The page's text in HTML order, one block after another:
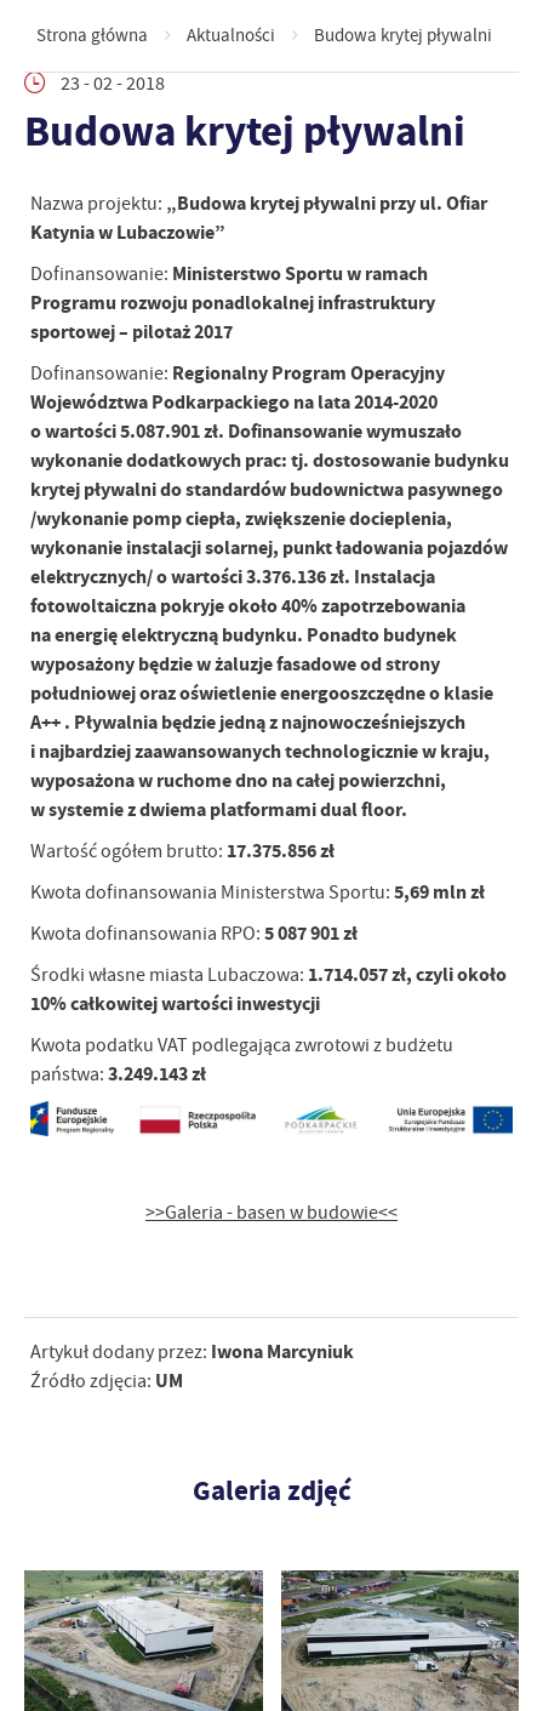
Strona główna Aktualności
Budowa krytej pływalni
23 - 02 - 2018
Budowa krytej pływalni
Nazwa projektu: „Budowa krytej pływalni przy ul. Ofiar
Katynia w Lubaczowie”
Dofinansowanie: Ministerstwo Sportu w ramach
Programu rozwoju ponadlokalnej infrastruktury
sportowej – pilotaż 2017
Dofinansowanie: Regionalny Program Operacyjny
Województwa Podkarpackiego na lata 2014-2020
o wartości 5.087.901 zł. Dofinansowanie wymuszało
wykonanie dodatkowych prac: tj. dostosowanie budynku
krytej pływalni do standardów budownictwa pasywnego
/wykonanie pomp ciepła, zwiększenie docieplenia,
wykonanie instalacji solarnej, punkt ładowania pojazdów
elektrycznych/ o wartości 3.376.136 zł. Instalacja
fotowoltaiczna pokryje około 40% zapotrzebowania
na energię elektryczną budynku. Ponadto budynek
wyposażony będzie w żaluzje fasadowe od strony
południowej oraz oświetlenie energooszczędne o klasie
A++ . Pływalnia będzie jedną z najnowocześniejszych
i najbardziej zaawansowanych technologicznie w kraju,
wyposażona w ruchome dno na całej powierzchni,
w systemie z dwiema platformami dual floor.
Wartość ogółem brutto: 17.375.856 zł
Kwota dofinansowania Ministerstwa Sportu: 5,69 mln zł
Kwota dofinansowania RPO: 5 087 901 zł
Środki własne miasta Lubaczowa: 1.714.057 zł, czyli około
10% całkowitej wartości inwestycji
Kwota podatku VAT podlegająca zwrotowi z budżetu
państwa: 3.249.143 zł
>>Galeria - basen w budowie<<
Artykuł dodany przez: Iwona Marcyniuk
Źródło zdjęcia: UM
Galeria zdjęć